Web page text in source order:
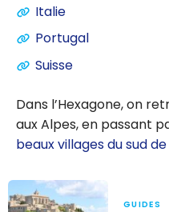
Italie
Portugal
Suisse
Dans l’Hexagone, on
aux Alpes, en passant
beaux villages du sud
GUIDES